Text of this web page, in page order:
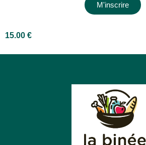
M'inscrire
15.00 €